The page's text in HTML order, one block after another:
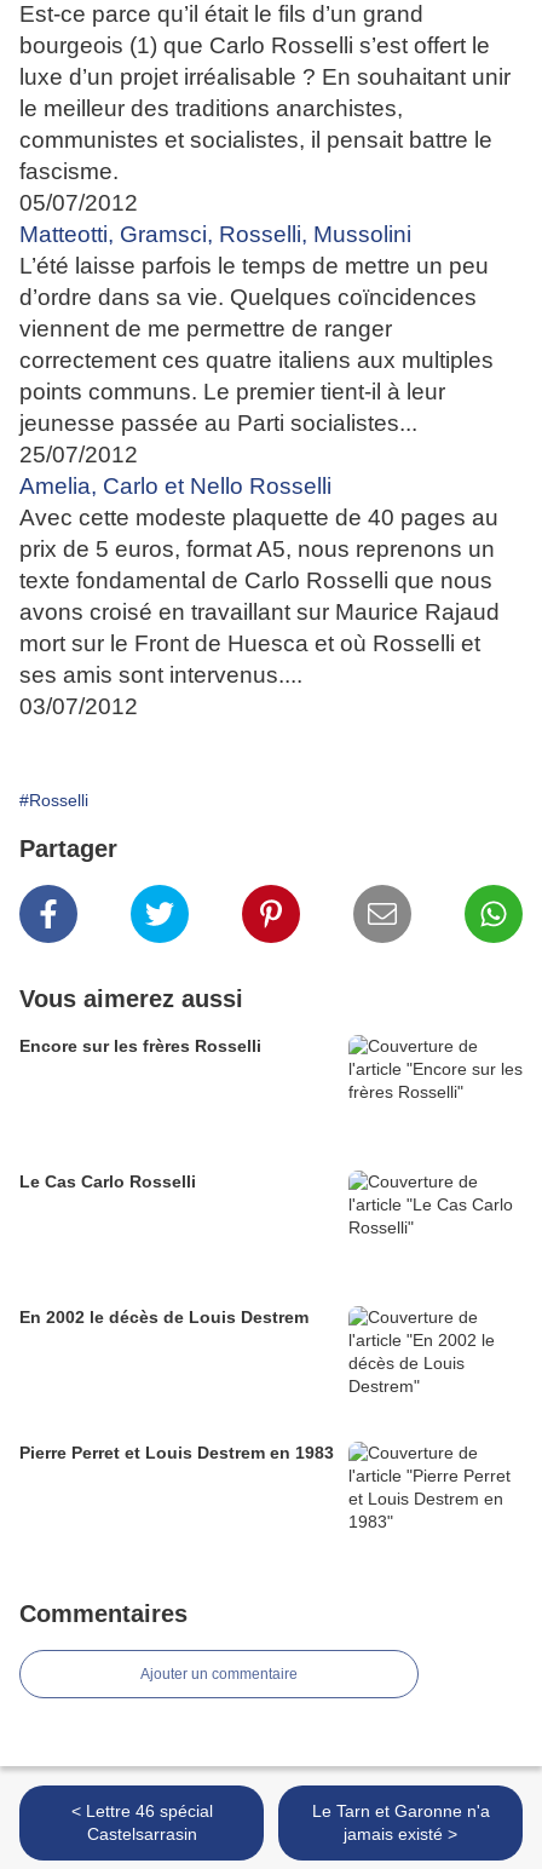
Est-ce parce qu’il était le fils d’un grand
bourgeois (1) que Carlo Rosselli s’est offert le
luxe d’un projet irréalisable ? En souhaitant unir
le meilleur des traditions anarchistes,
communistes et socialistes, il pensait battre le
fascisme.
05/07/2012
Matteotti, Gramsci, Rosselli, Mussolini
L’été laisse parfois le temps de mettre un peu
d’ordre dans sa vie. Quelques coïncidences
viennent de me permettre de ranger
correctement ces quatre italiens aux multiples
points communs. Le premier tient-il à leur
jeunesse passée au Parti socialistes...
25/07/2012
Amelia, Carlo et Nello Rosselli
Avec cette modeste plaquette de 40 pages au
prix de 5 euros, format A5, nous reprenons un
texte fondamental de Carlo Rosselli que nous
avons croisé en travaillant sur Maurice Rajaud
mort sur le Front de Huesca et où Rosselli et
ses amis sont intervenus....
03/07/2012
#Rosselli
Partager
Vous aimerez aussi
Encore sur les frères Rosselli
Le Cas Carlo Rosselli
En 2002 le décès de Louis Destrem
Pierre Perret et Louis Destrem en 1983
Commentaires
Ajouter un commentaire
< Lettre 46 spécial
Castelsarrasin
Le Tarn et Garonne n'a
jamais existé >